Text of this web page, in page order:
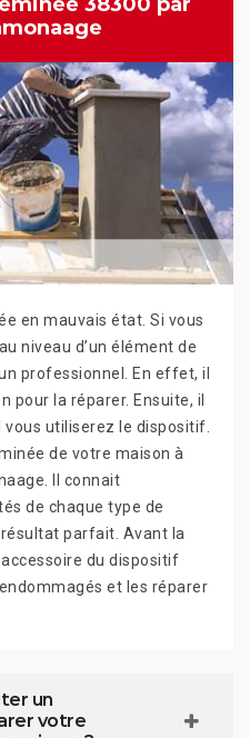
en mauvais état. Si vous
niveau d’un élément de
professionnel. En effet, il
pour la réparer. Ensuite, il
vous utiliserez le dispositif.
de votre maison à
Il connait
de chaque type de
parfait. Avant la
du dispositif
et les réparer
un
votre